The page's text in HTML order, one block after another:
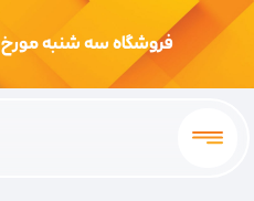
فروشگاه سه شنبه مورخ 05/20 تعطیل میباشد